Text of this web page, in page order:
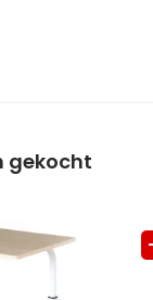
gekocht